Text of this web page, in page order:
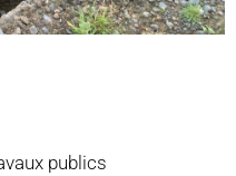
publics